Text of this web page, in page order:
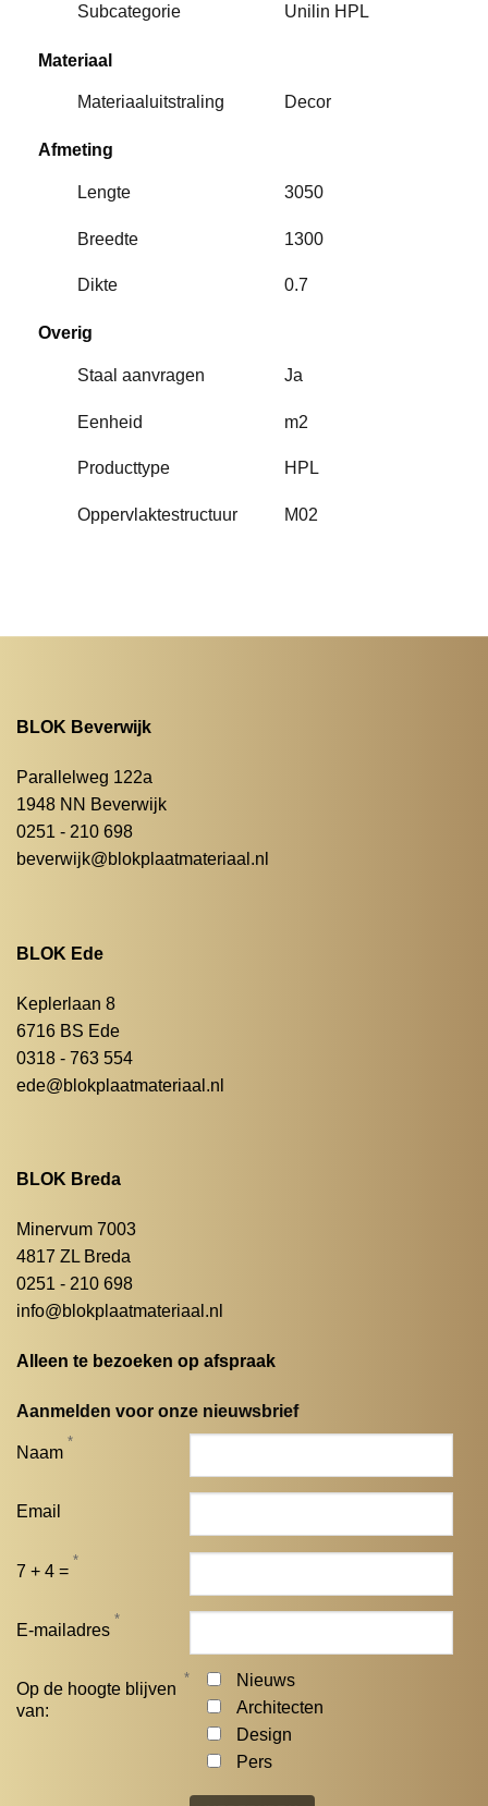
Subcategorie Unilin HPL
Materiaal
Materiaaluitstraling Decor
Afmeting
Lengte 3050
Breedte 1300
Dikte 0.7
Overig
Staal aanvragen Ja
Eenheid m2
Producttype HPL
Oppervlaktestructuur M02
BLOK Beverwijk
Parallelweg 122a
1948 NN Beverwijk
0251 - 210 698
beverwijk@blokplaatmateriaal.nl
BLOK Ede
Keplerlaan 8
6716 BS Ede
0318 - 763 554
ede@blokplaatmateriaal.nl
BLOK Breda
Minervum 7003
4817 ZL Breda
0251 - 210 698
info@blokplaatmateriaal.nl
Alleen te bezoeken op afspraak
Aanmelden voor onze nieuwsbrief
Naam
*
Email
7 + 4 =
*
E-mailadres
*
Op de hoogte blijven
van:
*
Nieuws
Architecten
Design
Pers